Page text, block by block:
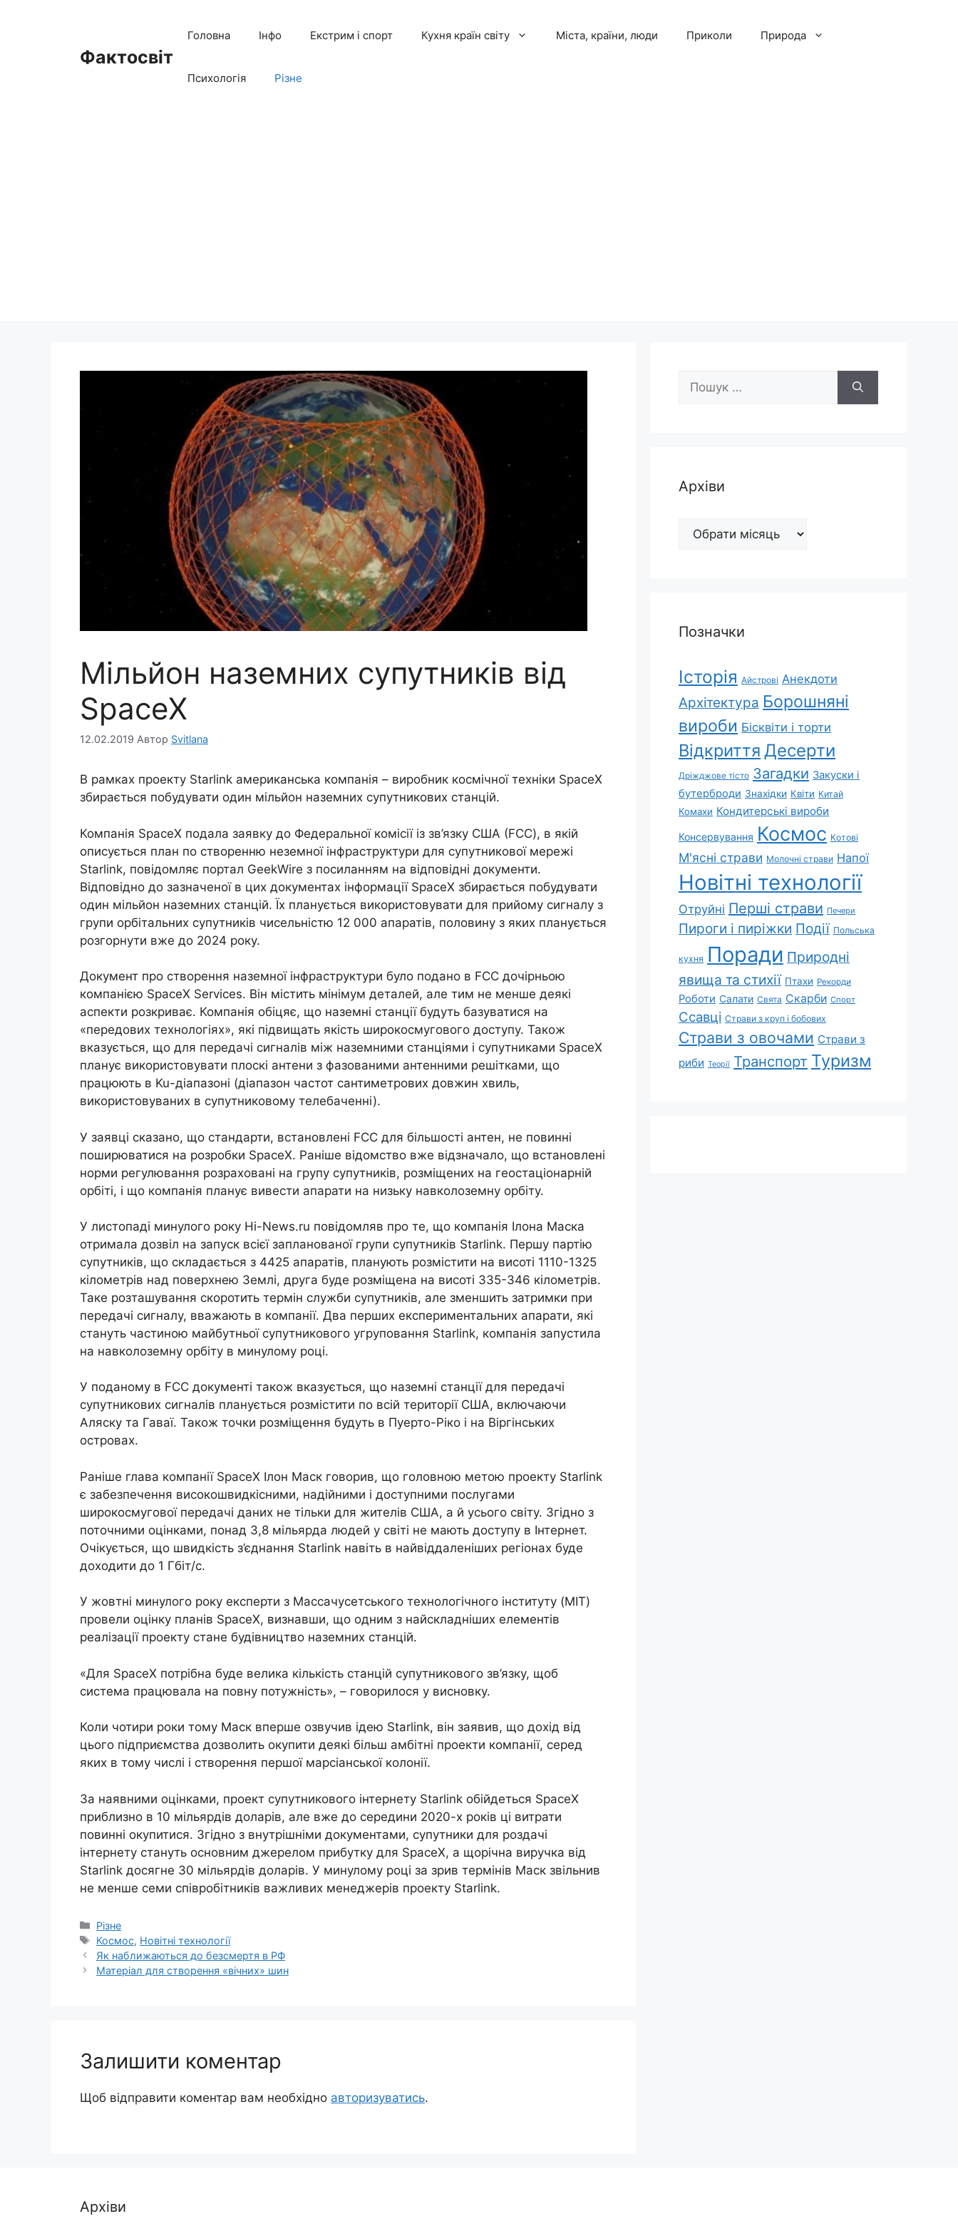
Фактосвіт
Головна Інфо Екстрим і спорт Кухня країн світу Міста, країни, люди Приколи Природа
Психологія Різне
Мільйон наземних супутників від
SpaceX
12.02.2019 Автор Svitlana
В рамках проекту Starlink американська компанія – виробник космічної техніки SpaceX
збирається побудувати один мільйон наземних супутникових станцій.
Компанія SpaceX подала заявку до Федеральної комісії із зв’язку США (FCC), в якій
описується план по створенню неземної інфраструктури для супутникової мережі
Starlink, повідомляє портал GeekWire з посиланням на відповідні документи.
Відповідно до зазначеної в цих документах інформації SpaceX збирається побудувати
один мільйон наземних станцій. Їх планується використовувати для прийому сигналу з
групи орбітальних супутників чисельністю 12 000 апаратів, половину з яких планується
розгорнути вже до 2024 року.
Документ про створення наземної інфраструктури було подано в FCC дочірньою
компанією SpaceX Services. Він містить мінімум деталей, але тим не менше деякі
аспекти розкриває. Компанія обіцяє, що наземні станції будуть базуватися на
«передових технологіях», які підвищать якість широкосмугового доступу. Також
вказується, що для передачі сигналів між наземними станціями і супутниками SpaceX
планує використовувати плоскі антени з фазованими антенними решітками, що
працюють в Ku-діапазоні (діапазон частот сантиметрових довжин хвиль,
використовуваних в супутниковому телебаченні).
У заявці сказано, що стандарти, встановлені FCC для більшості антен, не повинні
поширюватися на розробки SpaceX. Раніше відомство вже відзначало, що встановлені
норми регулювання розраховані на групу супутників, розміщених на геостаціонарній
орбіті, і що компанія планує вивести апарати на низьку навколоземну орбіту.
У листопаді минулого року Hi-News.ru повідомляв про те, що компанія Ілона Маска
отримала дозвіл на запуск всієї запланованої групи супутників Starlink. Першу партію
супутників, що складається з 4425 апаратів, планують розмістити на висоті 1110-1325
кілометрів над поверхнею Землі, друга буде розміщена на висоті 335-346 кілометрів.
Таке розташування скоротить термін служби супутників, але зменшить затримки при
передачі сигналу, вважають в компанії. Два перших експериментальних апарати, які
стануть частиною майбутньої супутникового угруповання Starlink, компанія запустила
на навколоземну орбіту в минулому році.
У поданому в FCC документі також вказується, що наземні станції для передачі
супутникових сигналів планується розмістити по всій території США, включаючи
Аляску та Гаваї. Також точки розміщення будуть в Пуерто-Ріко і на Віргінських
островах.
Раніше глава компанії SpaceX Ілон Маск говорив, що головною метою проекту Starlink
є забезпечення високошвидкісними, надійними і доступними послугами
широкосмугової передачі даних не тільки для жителів США, а й усього світу. Згідно з
поточними оцінками, понад 3,8 мільярда людей у ​​світі не мають доступу в Інтернет.
Очікується, що швидкість з’єднання Starlink навіть в найвіддаленіших регіонах буде
доходити до 1 Гбіт/с.
У жовтні минулого року експерти з Массачусетського технологічного інституту (MIT)
провели оцінку планів SpaceX, визнавши, що одним з найскладніших елементів
реалізації проекту стане будівництво наземних станцій.
«Для SpaceX потрібна буде велика кількість станцій супутникового зв’язку, щоб
система працювала на повну потужність», – говорилося у висновку.
Коли чотири роки тому Маск вперше озвучив ідею Starlink, він заявив, що дохід від
цього підприємства дозволить окупити деякі більш амбітні проекти компанії, серед
яких в тому числі і створення першої марсіанської колонії.
За наявними оцінками, проект супутникового інтернету Starlink обійдеться SpaceX
приблизно в 10 мільярдів доларів, але вже до середини 2020-х років ці витрати
повинні окупитися. Згідно з внутрішніми документами, супутники для роздачі
інтернету стануть основним джерелом прибутку для SpaceX, а щорічна виручка від
Starlink досягне 30 мільярдів доларів. У минулому році за зрив термінів Маск звільнив
не менше семи співробітників важливих менеджерів проекту Starlink.
Категорії
Різне
Позначки
Космос, Новітні технології
Як наближаються до безсмертя в РФ
Матеріал для створення «вічних» шин
Залишити коментар
Щоб відправити коментар вам необхідно авторизуватись.
Пошук:
Архіви
Архіви
Позначки
Історія Айстрові Анекдоти
Архітектура Борошняні
вироби Бісквіти і торти
Відкриття Десерти
Дріжджове тісто Загадки Закуски і
бутерброди Знахідки Квіти Китай
Комахи Кондитерські вироби
Консервування Космос Котові
М'ясні страви Молочні страви Напої
Новітні технології
Отруйні Перші страви Печери
Пироги і пиріжки Події Польська
кухня Поради Природні
явища та стихії Птахи Рекорди
Роботи Салати Свята Скарби Спорт
Ссавці Страви з круп і бобових
Страви з овочами Страви з
риби Теорії Транспорт Туризм
Архіви